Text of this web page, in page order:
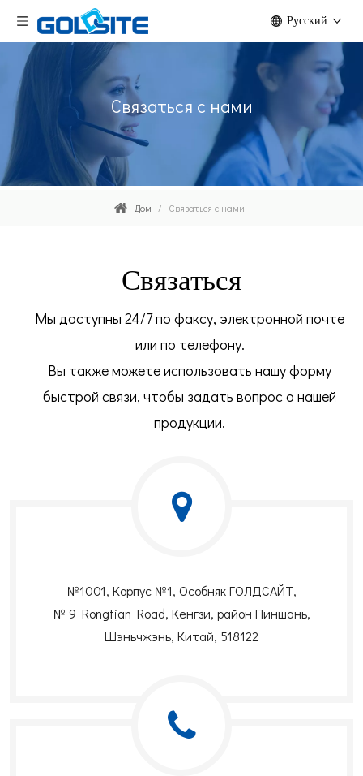
Pусский
Связаться с нами
Дом / Связаться с нами
Связаться
Мы доступны 24/7 по факсу, электронной почте
или по телефону.
Вы также можете использовать нашу форму
быстрой связи, чтобы задать вопрос о нашей
продукции.
№1001, Корпус №1, Особняк ГОЛДСАЙТ,
№ 9 Rongtian Road, Кенгзи, район Пиншань,
Шэньчжэнь, Китай, 518122